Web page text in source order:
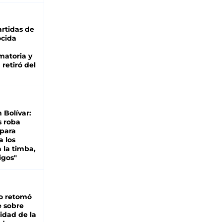
de
y
retiró del
Bolívar:
roba
los
la timba,
retomó
sobre
de la